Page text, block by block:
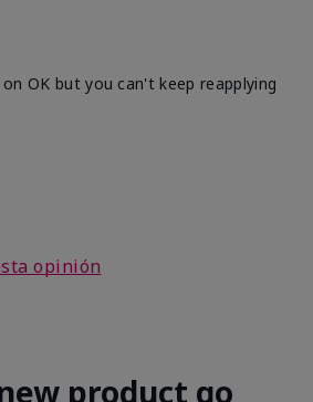
OK but you can't keep reapplying
opinión
product go